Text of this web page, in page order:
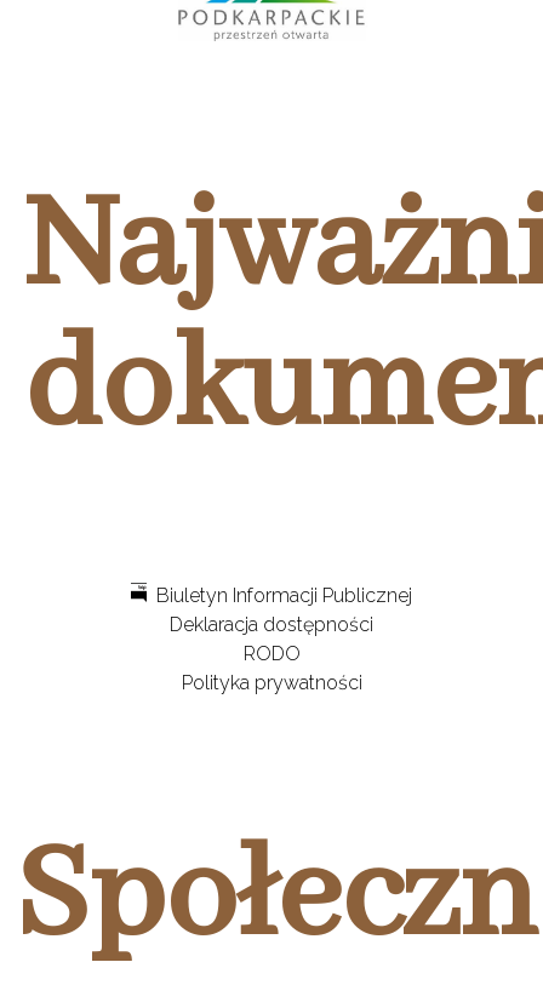
Biuletyn Informacji Publicznej
Deklaracja dostępności
RODO
Polityka prywatności